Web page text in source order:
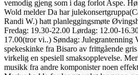
vemodig gjeng som i dag forlot Aspe.
Wold melder Da har
Randi W.) hatt planleggingsmøte
Fredag: 19.30-22.00 Lørdag: 12.00-
17.00(tror vi..) Søndag: Julegrantenning
spekeskinke fra Bisaro av frittgående
virkelig en spesiell smaksopplevelse.
musikk fra andre komponister noen